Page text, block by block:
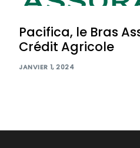
Pacifica, le Bras
Crédit Agricole
JANVIER 1, 2024